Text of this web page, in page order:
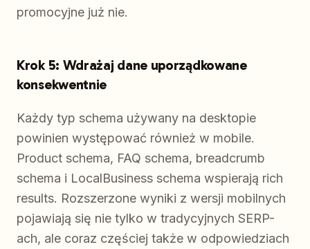
promocyjne już nie.
Krok 5: Wdrażaj dane uporządkowane
konsekwentnie
Każdy typ schema używany na desktopie
powinien występować również w mobile.
Product schema, FAQ schema, breadcrumb
schema i LocalBusiness schema wspierają rich
results. Rozszerzone wyniki z wersji mobilnych
pojawiają się nie tylko w tradycyjnych SERP-
ach, ale coraz częściej także w odpowiedziach